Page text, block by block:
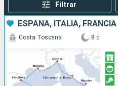
Filtrar
ESPAÑA, ITALIA, FRANCIA
Costa Toscana 8 d